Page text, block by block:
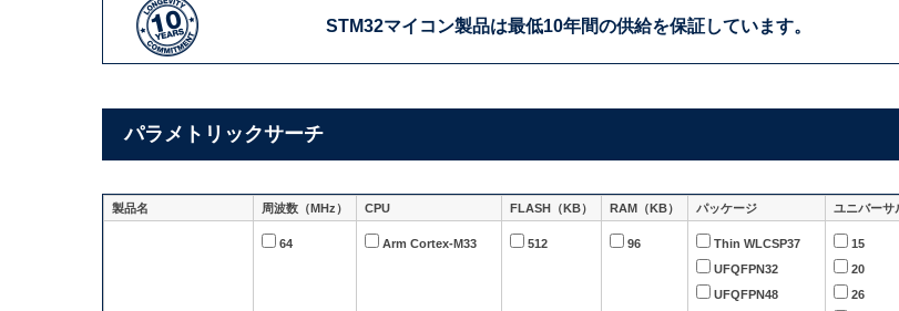
STM32マイコン製品は最低10年間の供給を保証しています。
パラメトリックサーチ
製品名 周波数（MHz） CPU FLASH（KB） RAM（KB） パッケージ ユニバーサ
64 Arm Cortex-M33 512 96
Thin WLCSP37
UFQFPN32
UFQFPN48
15
20
26